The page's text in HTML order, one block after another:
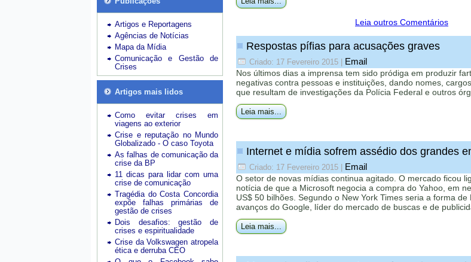
Artigos e Reportagens
Agências de Notícias
Mapa da Mídia
Comunicação e Gestão de
Crises
Artigos mais lidos
Como evitar crises em
viagens ao exterior
Crise e reputação no Mundo
Globalizado - O caso Toyota
As falhas de comunicação da
crise da BP
11 dicas para lidar com uma
crise de comunicação
Tragédia do Costa Concordia
expõe falhas primárias de
gestão de crises
Dois desafios: gestão de
crises e espiritualidade
Crise da Volkswagen atropela
ética e derruba CEO
Leia outros Comentários
Respostas pífias para acusações graves
Criado: 17 Fevereiro 2015 Email
Nos últimos dias a imprensa tem sido pródiga em produzir
negativas contra pessoas e instituições, dando nomes,
que resultam de investigações da Polícia Federal e outros
Leia mais...
Internet e mídia sofrem assédio dos grandes
Criado: 17 Fevereiro 2015 Email
O setor de novas mídias continua agitado. O mercado ficou
notícia de que a Microsoft negocia a compra do Yahoo, em
US$ 50 bilhões. Segundo o New York Times seria a forma de
avanços do Google, líder do mercado de buscas e de
Leia mais...